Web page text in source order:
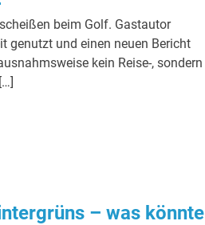
beim Golf. Gastautor
genutzt und einen neuen Bericht
kein Reise-, sondern
– was könnte